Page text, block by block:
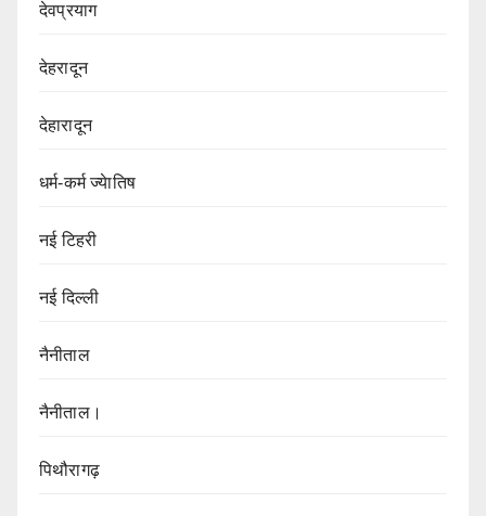
देवप्रयाग
देहरादून
देहारादून
धर्म-कर्म ज्येातिष
नई टिहरी
नई दिल्ली
नैनीताल
नैनीताल।
पिथौरागढ़